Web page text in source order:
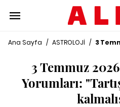
Ana Sayfa / ASTROLOJİ / 3
3 Temmuz
Yorumları: